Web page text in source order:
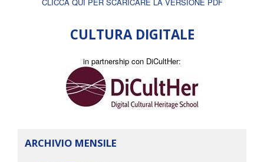
CLICCA QUI PER SCARICARE LA VERSIONE PDF
CULTURA DIGITALE
in partnership con DiCultHer:
ARCHIVIO MENSILE